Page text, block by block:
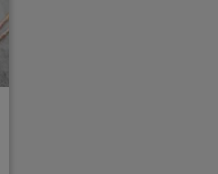
su
link